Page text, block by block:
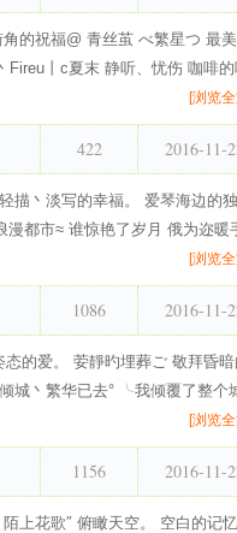
的祝福@ 青丝茧 べ繁星つ 最
丨c夏末 静听、忧伤 咖啡的
[浏览
422 2016-11-
描丶淡写的幸福。 爱琴海边的
漫都市≈ 谁惊艳了岁月 俄为迩暖
[浏览
1086 2016-11-
的爱。 荌靜旳埋葬ご 敬拜昏暗
城丶繁华已去° ╰我倾覆了整个
[浏览
1156 2016-11-
上花歌″ 俯瞰天空。 空白的记